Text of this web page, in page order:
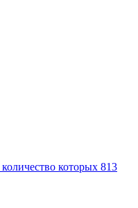
количество которых 813